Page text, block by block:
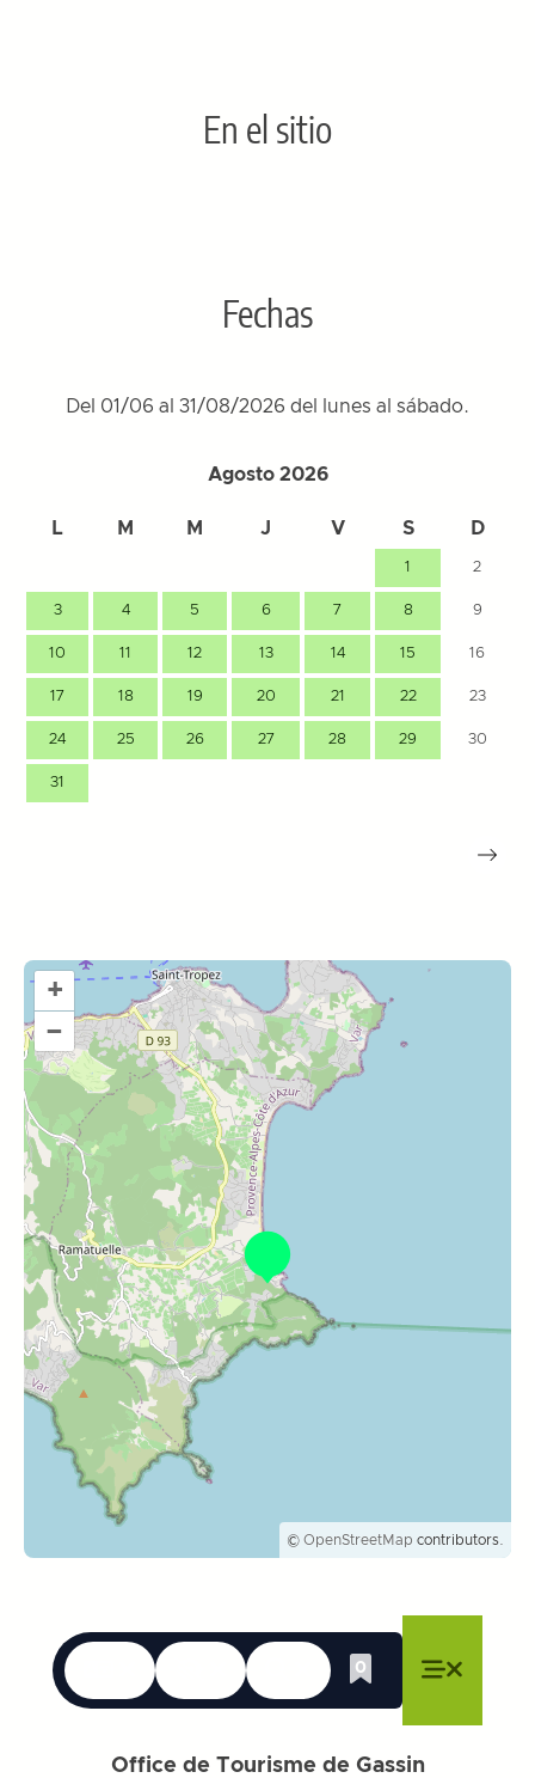
En el sitio
Fechas
Del 01/06 al 31/08/2026 del lunes al sábado.
Agosto 2026
L M M J V S D
1 2
3 4 5 6 7 8 9
10 11 12 13 14 15 16
17 18 19 20 21 22 23
24 25 26 27 28 29 30
31
+
–
© OpenStreetMap contributors.
Idiomas
Cerrar menú
Accesibilidad
Cerrar menú
Buscar en
Cerrar menú
0
Whishlist
Office de Tourisme de Gassin